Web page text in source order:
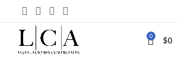
0 $0